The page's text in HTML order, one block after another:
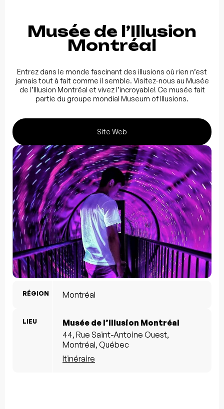
Musée de l’Illusion
Montréal
Entrez dans le monde fascinant des illusions où rien n’est
jamais tout à fait comme il semble. Visitez-nous au Musée
de l’Illusion Montréal et vivez l’incroyable! Ce musée fait
partie du groupe mondial Museum of Illusions.
Site Web
RÉGION Montréal
LIEU
Musée de l’Illusion Montréal
44, Rue Saint-Antoine Ouest,
Montréal, Québec
Itinéraire